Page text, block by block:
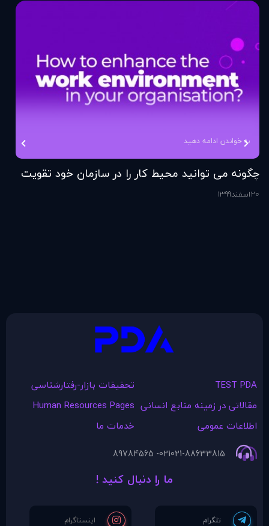
به خواندن ادامه دهید
چگونه می توانید محیط کار را در سازمان خود تقویت
کنید؟
20اسفند1399
TEST PDA
تحقیقات بازار-رفتارشناسی
مقالاتی در زمينه منابع انسانی Human Resources Pages
اطلاعات عمومی
خدمات ما
021-88633815
021- 89784565
ما را دنبال کنید !